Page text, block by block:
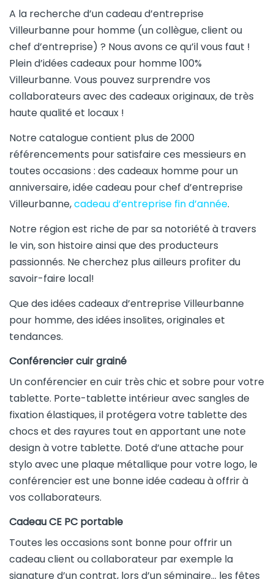
A la recherche d’un cadeau d’entreprise
Villeurbanne pour homme (un collègue, client ou
chef d’entreprise) ? Nous avons ce qu’il vous faut !
Plein d’idées cadeaux pour homme 100%
Villeurbanne. Vous pouvez surprendre vos
collaborateurs avec des cadeaux originaux, de très
haute qualité et locaux !
Notre catalogue contient plus de 2000
référencements pour satisfaire ces messieurs en
toutes occasions : des cadeaux homme pour un
anniversaire, idée cadeau pour chef d’entreprise
Villeurbanne,cadeau d’entreprise fin d’année.
Notre région est riche de par sa notoriété à travers
le vin, son histoire ainsi que des producteurs
passionnés. Ne cherchez plus ailleurs profiter du
savoir-faire local!
Que des idées cadeaux d’entreprise Villeurbanne
pour homme, des idées insolites, originales et
tendances.
Conférencier cuir grainé
Un conférencier en cuir très chic et sobre pour votre
tablette. Porte-tablette intérieur avec sangles de
fixation élastiques, il protégera votre tablette des
chocs et des rayures tout en apportant une note
design à votre tablette. Doté d’une attache pour
stylo avec une plaque métallique pour votre logo, le
conférencier est une bonne idée cadeau à offrir à
vos collaborateurs.
Cadeau CE PC portable
Toutes les occasions sont bonne pour offrir un
cadeau client ou collaborateur par exemple la
signature d’un contrat, lors d’un séminaire… les fêtes